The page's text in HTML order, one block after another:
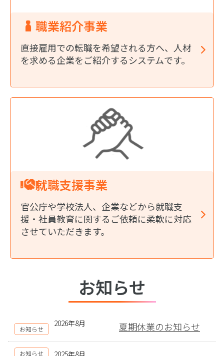
職業紹介事業
直接雇用での転職を希望される方へ、人材
を求める企業をご紹介するシステムです。
就職支援事業
官公庁や学校法人、企業などから就職支
援・社員教育に関するご依頼に柔軟に対応
させていただきます。
お知らせ
お知らせ
2026年8月 夏期休業のお知らせ
お知らせ 2025年8月